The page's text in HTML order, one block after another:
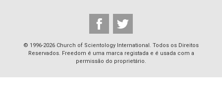
© 1996-2026 Church of Scientology International. Todos os Direitos
Reservados. Freedom é uma marca registada e é usada com a
permissão do proprietário.